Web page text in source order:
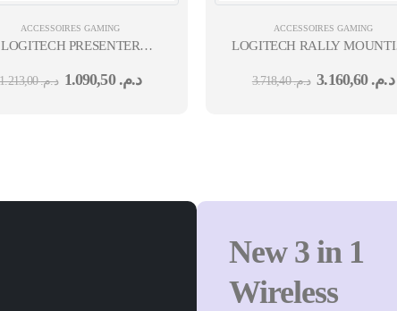
ACCESSOIRES GAMING
LOGITECH PRESENTER
SLATEد.م.1.213,00 د.م. 1.090,50
ACCESSOIRES GAMING
LOGITECH RALLY
د.م.3.718,40 د.م. 3.160,60
New 3 in 1
Wireless